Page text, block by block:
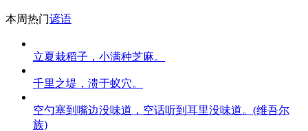
本周热门谚语
立夏栽稻子，小满种芝麻。
千里之堤，溃于蚁穴。
空勺塞到嘴边没味道，空话听到耳里没味道。(维吾尔
族)